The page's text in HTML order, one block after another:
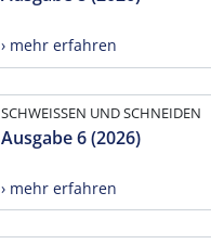
› mehr erfahren
SCHWEISSEN UND SCHNEIDEN
Ausgabe 6 (2026)
› mehr erfahren